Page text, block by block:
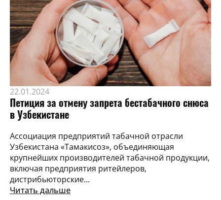
22.01.2024
Петиция за отмену запрета бестабачного снюса
в Узбекистане
Ассоциация предприятий табачной отрасли
Узбекистана «Тамакисоз», объединяющая
крупнейших производителей табачной продукции,
включая предприятия ритейлеров,
дистрибьюторские...
Читать дальше